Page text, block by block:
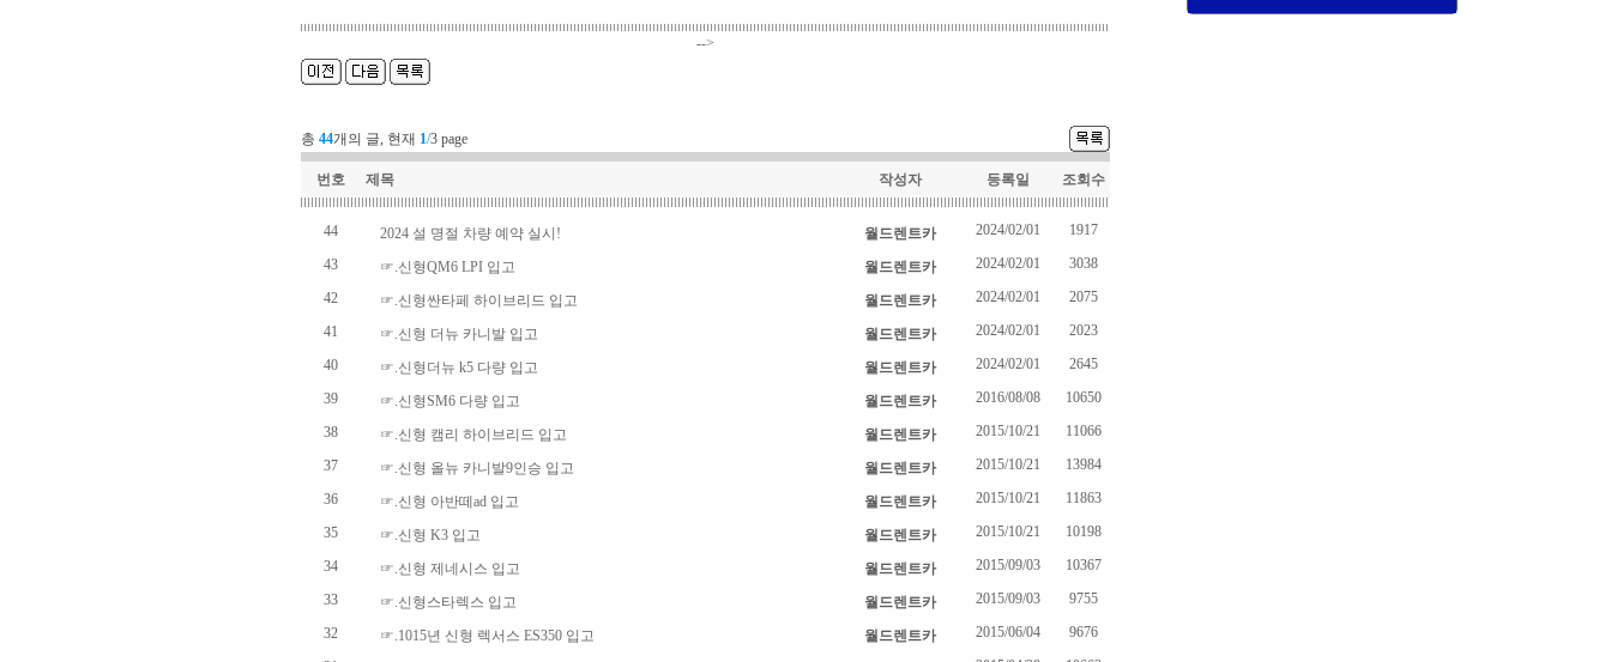
-->
총 44개의 글, 현재 1/3 page
번호 제목 작성자 등록일 조회수
44 2024 설 명절 차량 예약 실시! 월드렌트카 2024/02/01 1917
43 ☞.신형QM6 LPI 입고 월드렌트카 2024/02/01 3038
42 ☞.신형싼타페 하이브리드 입고 월드렌트카 2024/02/01 2075
41 ☞.신형 더뉴 카니발 입고 월드렌트카 2024/02/01 2023
40 ☞.신형더뉴 k5 다량 입고 월드렌트카 2024/02/01 2645
39 ☞.신형SM6 다량 입고 월드렌트카 2016/08/08 10650
38 ☞.신형 캠리 하이브리드 입고 월드렌트카 2015/10/21 11066
37 ☞.신형 올뉴 카니발9인승 입고 월드렌트카 2015/10/21 13984
36 ☞.신형 아반떼ad 입고 월드렌트카 2015/10/21 11863
35 ☞.신형 K3 입고 월드렌트카 2015/10/21 10198
34 ☞.신형 제네시스 입고 월드렌트카 2015/09/03 10367
33 ☞.신형스타렉스 입고 월드렌트카 2015/09/03 9755
32 ☞.1015년 신형 렉서스 ES350 입고 월드렌트카 2015/06/04 9676